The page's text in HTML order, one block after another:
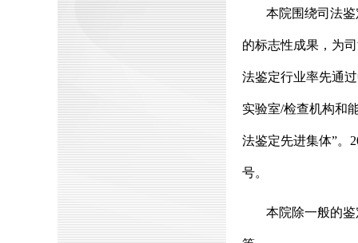
本院围绕司法
的标志性成果，为
法鉴定行业率先通
实验室/检查机构和
法鉴定先进集体”。
号。
本院除一般的